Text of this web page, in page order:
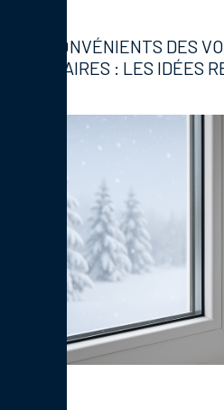
INCONVÉNIENTS DES
SOLAIRES : LES IDÉES